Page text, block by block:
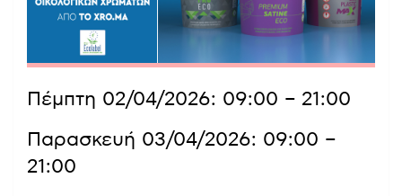
Πέμπτη 02/04/2026: 09:00 – 21:00
Παρασκευή 03/04/2026: 09:00 –
21:00